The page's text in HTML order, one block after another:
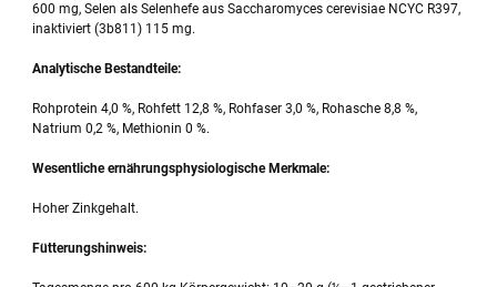
600 mg, Selen als Selenhefe aus Saccharomyces cerevisiae NCYC R397,
inaktiviert (3b811) 115 mg.
Analytische Bestandteile:
Rohprotein 4,0 %, Rohfett 12,8 %, Rohfaser 3,0 %, Rohasche 8,8 %,
Natrium 0,2 %, Methionin 0 %.
Wesentliche ernährungsphysiologische Merkmale:
Hoher Zinkgehalt.
Fütterungshinweis: